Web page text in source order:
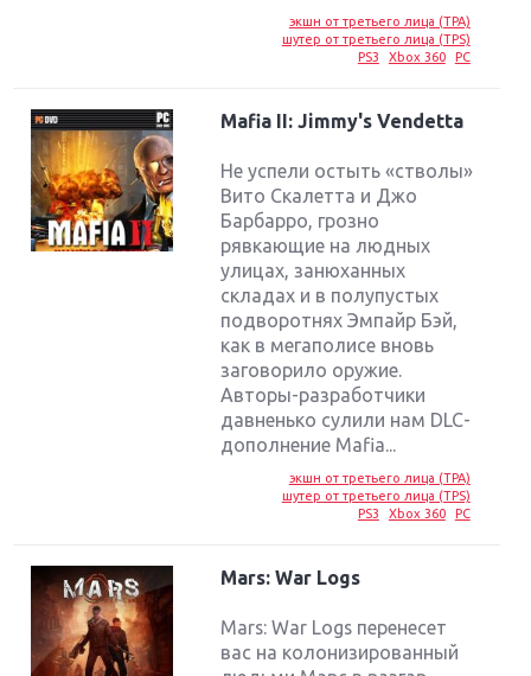
экшн от третьего лица (TPA)
шутер от третьего лица (TPS)
PS3
Xbox 360 PC
Mafia II: Jimmy's Vendetta
Не успели остыть «стволы»
Вито Скалетта и Джо
Барбарро, грозно
рявкающие на людных
улицах, занюханных
складах и в полупустых
подворотнях Эмпайр Бэй,
как в мегаполисе вновь
заговорило оружие.
Авторы-разработчики
давненько сулили нам DLC-
дополнение Mafia...
экшн от третьего лица (TPA)
шутер от третьего лица (TPS)
PS3
Xbox 360 PC
Mars: War Logs
Mars: War Logs перенесет
вас на колонизированный